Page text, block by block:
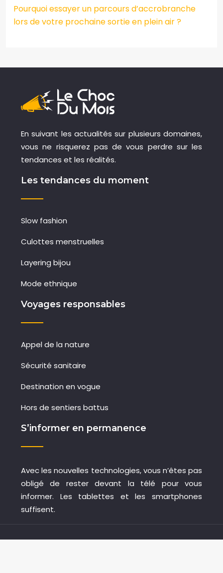
Pourquoi essayer un parcours d’accrobranche
lors de votre prochaine sortie en plein air ?
En suivant les actualités sur plusieurs domaines,
vous ne risquerez pas de vous perdre sur les
tendances et les réalités.
Les tendances du moment
Slow fashion
Culottes menstruelles
Layering bijou
Mode ethnique
Voyages responsables
Appel de la nature
Sécurité sanitaire
Destination en vogue
Hors de sentiers battus
S’informer en permanence
Avec les nouvelles technologies, vous n’êtes pas
obligé de rester devant la télé pour vous
informer. Les tablettes et les smartphones
suffisent.